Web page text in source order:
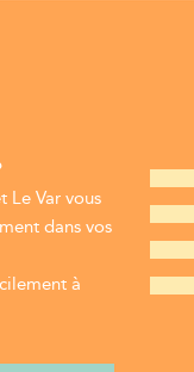
Le Var vous
dans vos
à